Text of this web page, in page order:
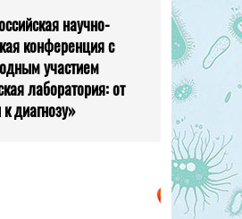
научно-
конференция с
участием
лаборатория: от
диагнозу»